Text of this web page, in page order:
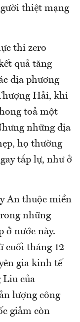
thiệt mạng
thi zero
quả tăng
địa phương
Hải, khi
toả một
những địa
họ thường
tắp lự, như ở
An thuộc miền
những
ở nước này.
cuối tháng 12
gia kinh tế
Liu của
lượng công
giảm còn